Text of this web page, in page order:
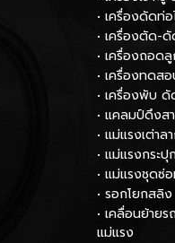
• เครื่องดัดท่
• เครื่องตัด-ดั
• เครื่องถอด
• เครื่องทดส
• เครื่องพับ ดั
• แคลมป์ดึงส
• แม่แรงเต่าล
• แม่แรงกระ
• แม่แรงชุดซ่
• รอกโยกสลิง
• เคลื่อนย้าย
แม่แรง